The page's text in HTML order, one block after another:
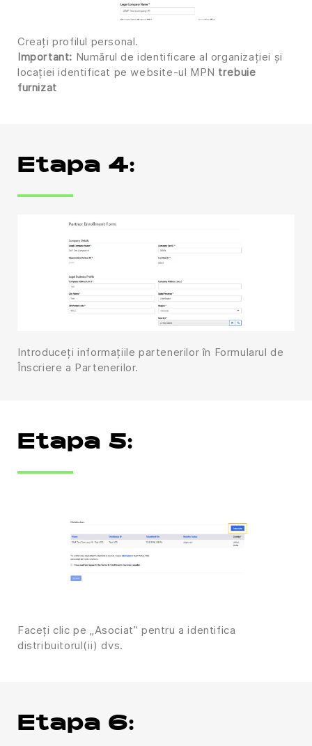
Creați profilul personal.
Important: Numărul de identificare al organizației și
locației identificat pe website-ul MPN trebuie
furnizat
Etapa 4:
Introduceți informațiile partenerilor în Formularul de
Înscriere a Partenerilor.
Etapa 5:
Faceți clic pe „Asociat” pentru a identifica
distribuitorul(ii) dvs.
Etapa 6: